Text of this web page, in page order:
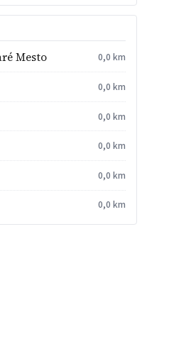
Mesto 0,0 km
0,0 km
0,0 km
0,0 km
0,0 km
0,0 km